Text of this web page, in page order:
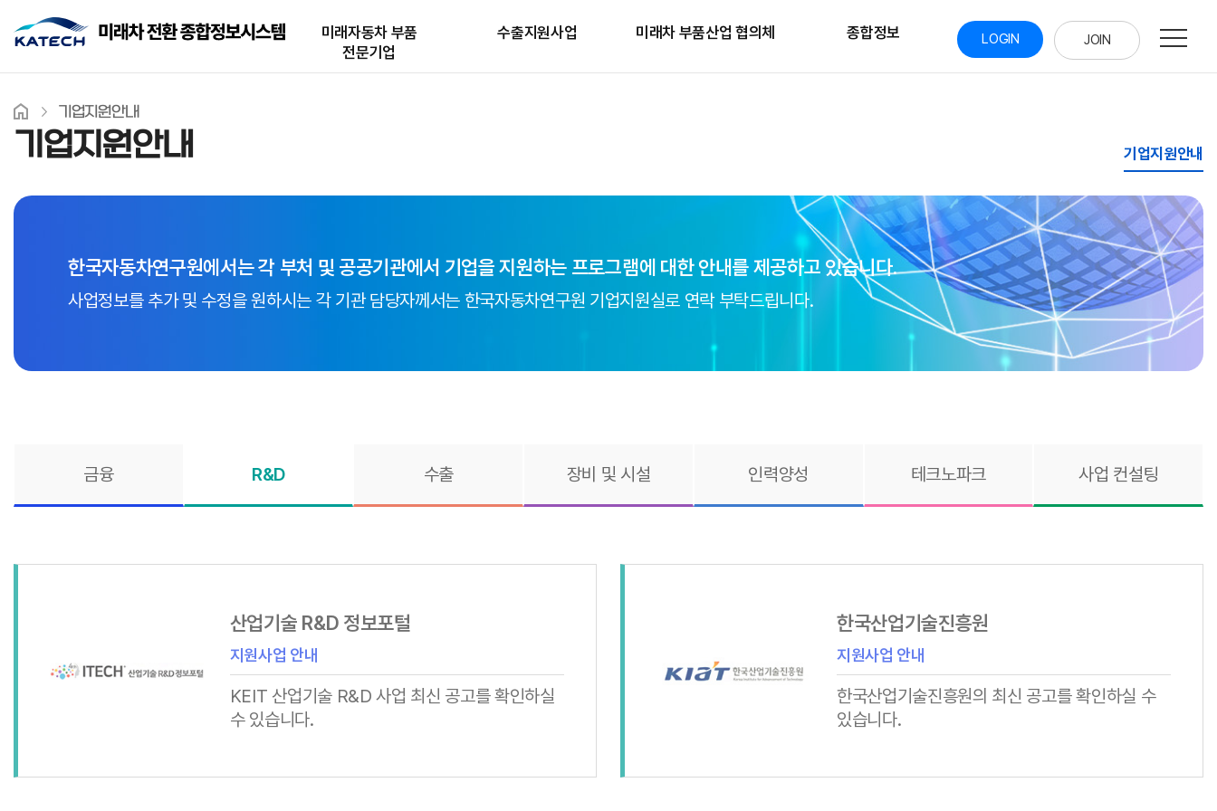
미래자동차 부품
전문기업
수출지원사업 미래차 부품산업 협의체 종합정보 LOGIN JOIN
닫기
기업지원안내
기업지원안내 기업지원안내
한국자동차연구원에서는 각 부처 및 공공기관에서 기업을 지원하는 프로그램에 대한 안내를 제공하고 있습니다.
사업정보를 추가 및 수정을 원하시는 각 기관 담당자께서는 한국자동차연구원 기업지원실로 연락 부탁드립니다.
금융 R&D 수출 장비 및 시설 인력양성 테크노파크 사업 컨설팅
산업기술 R&D 정보포털
지원사업 안내
KEIT 산업기술 R&D 사업 최신 공고를 확인하실
수 있습니다.
한국산업기술진흥원
지원사업 안내
한국산업기술진흥원의 최신 공고를 확인하실 수
있습니다.